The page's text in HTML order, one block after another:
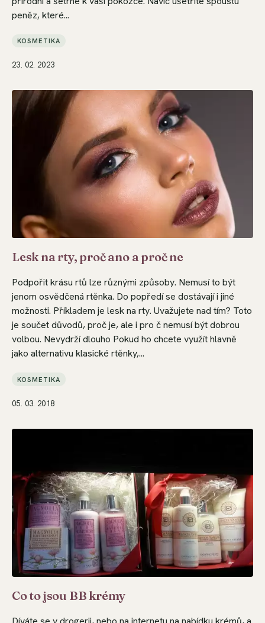
peněz, které...
KOSMETIKA
23. 02. 2023
Lesk na rty, proč ano a proč ne
Podpořit krásu rtů lze různými způsoby. Nemusí to být
jenom osvědčená rtěnka. Do popředí se dostávají i jiné
možnosti. Příkladem je lesk na rty. Uvažujete nad tím? Toto
je součet důvodů, proč je, ale i pro č nemusí být dobrou
volbou. Nevydrží dlouho Pokud ho chcete využít hlavně
jako alternativu klasické rtěnky,...
KOSMETIKA
05. 03. 2018
Co to jsou BB krémy